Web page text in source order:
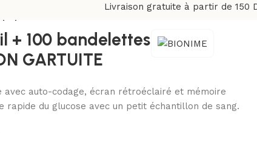
Livraison gratuite à partir de 150
LIVRAISON GARTUITE
+ 100 bandelettes
GARTUITE
avec auto-codage, écran rétroéclairé et mémoire
rapide du glucose avec un petit échantillon de sang.